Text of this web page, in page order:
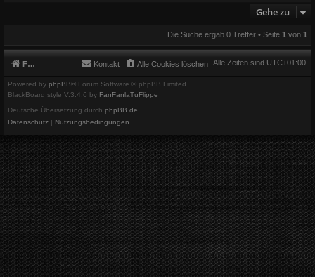
Gehe zu
Die Suche ergab 0 Treffer • Seite 1 von 1
Foren-Übersicht Alle Zeiten sind UTC+01:00
Alle Cookies löschen
Kontakt
Powered by phpBB® Forum Software © phpBB Limited
BlackBoard style V.3.4.6 by FanFanlaTuFlippe
Deutsche Übersetzung durch phpBB.de
Datenschutz
Nutzungsbedingungen